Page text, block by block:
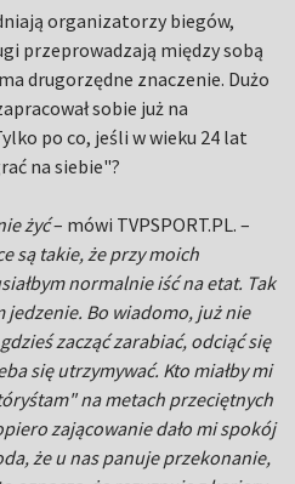
organizatorzy biegów,
przeprowadzają między sobą
drugorzędne znaczenie. Dużo
sobie już na
po co, jeśli w wieku 24 lat
na siebie"?
żyć– mówi TVPSPORT.PL. –
są takie, że przy moich
normalnie iść na etat. Tak
jedzenie. Bo wiadomo, już nie
zacząć zarabiać, odciąć się
się utrzymywać. Kto miałby mi
na metach przeciętnych
zającowanie dało mi spokój
że u nas panuje przekonanie,